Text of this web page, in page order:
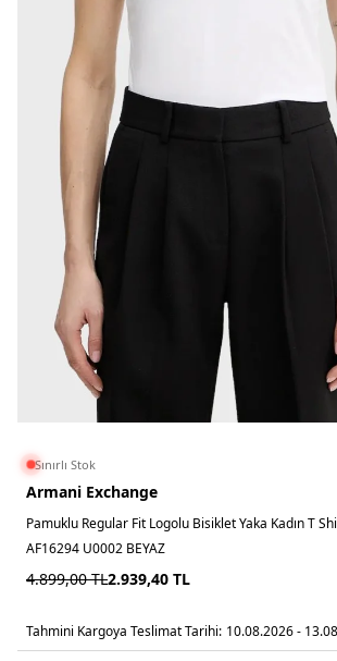
Sınırlı Stok
Armani Exchange
Pamuklu Regular Fit Logolu Bisiklet Yaka Kadın T
AF16294 U0002 BEYAZ
4.899,00TL2.939,40 TL
Tahmini Kargoya Teslimat Tarihi: 10.08.2026 -